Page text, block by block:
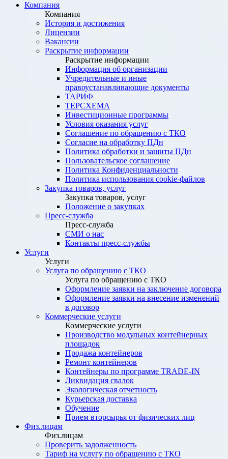
Компания
Компания
История и достижения
Лицензии
Вакансии
Раскрытие информации
Раскрытие информации
Информация об организации
Учредительные и иные
правоустанавливающие документы
ТАРИФ
ТЕРСХЕМА
Инвестиционные программы
Условия оказания услуг
Соглашение по обращению с ТКО
Согласие на обработку ПДн
Политика обработки и защиты ПДн
Пользовательское соглашение
Политика Конфиденциальности
Политика использования cookie-файлов
Закупка товаров, услуг
Закупка товаров, услуг
Положение о закупках
Пресс-служба
Пресс-служба
СМИ о нас
Контакты пресс-службы
Услуги
Услуги
Услуга по обращению с ТКО
Услуга по обращению с ТКО
Оформление заявки на заключение договора
Оформление заявки на внесение изменений
в договор
Коммерческие услуги
Коммерческие услуги
Производство модульных контейнерных
площадок
Продажа контейнеров
Ремонт контейнеров
Контейнеры по программе TRADE-IN
Ликвидация свалок
Экологическая отчетность
Курьерская доставка
Обучение
Прием вторсырья от физических лиц
Физ.лицам
Физ.лицам
Проверить задолженность
Тариф на услугу по обращению с ТКО